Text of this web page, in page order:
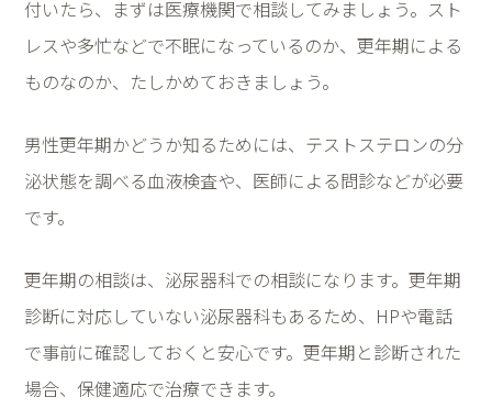
付いたら、まずは医療機関で相談してみましょう。スト
レスや多忙などで不眠になっているのか、更年期による
ものなのか、たしかめておきましょう。
男性更年期かどうか知るためには、テストステロンの分
泌状態を調べる血液検査や、医師による問診などが必要
です。
更年期の相談は、泌尿器科での相談になります。更年期
診断に対応していない泌尿器科もあるため、 HPや電話
で事前に確認しておくと安心です。更年期と診断された
場合、保健適応で治療できます。